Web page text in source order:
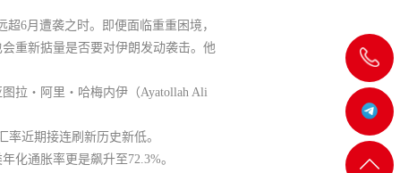
飞
机
客服
返回
6月遭袭之时。即便面临重重困境，
重新掂量是否要对伊朗发动袭击。他
拉・阿里・哈梅内伊（Ayatollah Ali
近期接连刷新历史新低。
化通胀率更是飙升至72.3%。